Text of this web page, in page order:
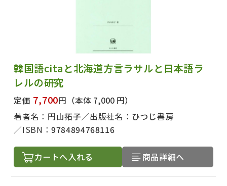
韓国語citaと北海道方言ラサルと日本語ラ
レルの研究
定価 7,700円 （本体 7,000 円）
著者名： 円山拓子 出版社名： ひつじ書房
ISBN：9784894768116
カートへ入れる 商品詳細へ